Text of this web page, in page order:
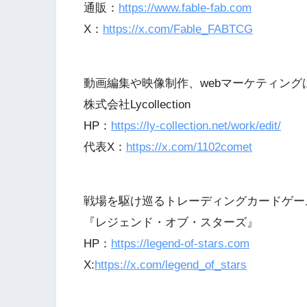
通販： https://www.fable-fab.com
X： https://x.com/Fable_FABTCG
動画編集や映像制作、webマーケティング
株式会社Lycollection
HP： https://ly-collection.net/work/edit/
代表X： https://x.com/1102comet
戦場を駆け巡るトレーディングカードゲー
『レジェンド・オブ・スターズ』
HP： https://legend-of-stars.com
X:https://x.com/legend_of_stars